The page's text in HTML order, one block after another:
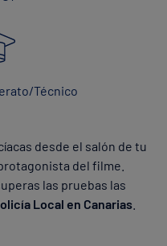
Técnico
desde el salón de tu
del filme.
las pruebas las
Local en Canarias